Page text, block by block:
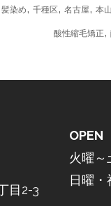
bylagu hair(@laguhair)
染め, 千種区, 名古屋, 本山
酸性縮毛矯正,
目2-3
OPEN
火曜
日曜